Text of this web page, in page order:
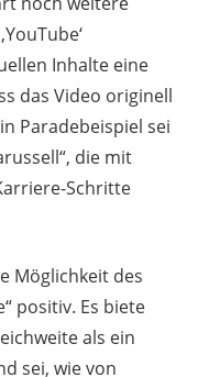
Inhalte eine
das Video originell
Paradebeispiel sei
die mit
Schritte
Möglichkeit des
positiv. Es biete
als ein
sei, wie von